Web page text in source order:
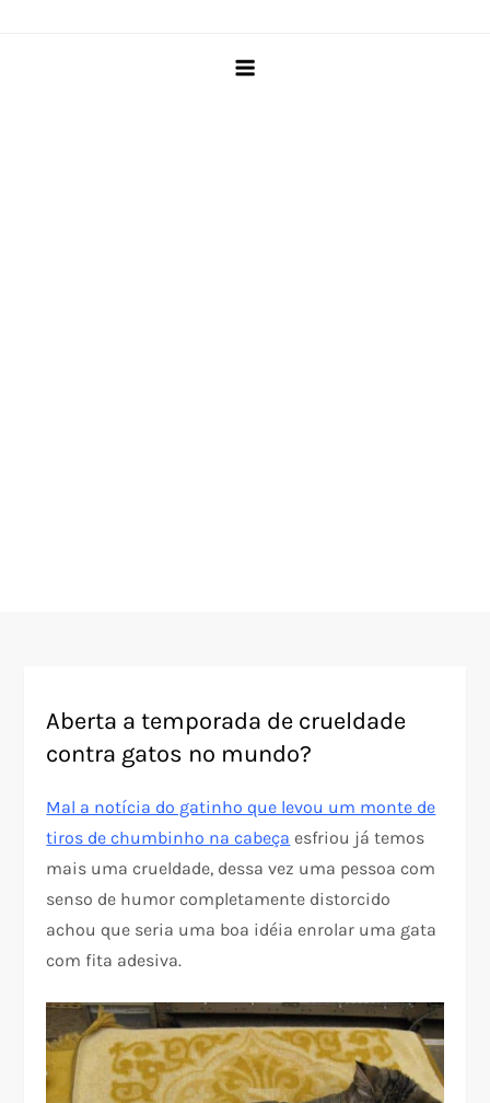
Aberta a temporada de crueldade
contra gatos no mundo?
Mal a notícia do gatinho que levou um monte de
tiros de chumbinho na cabeça esfriou já temos
mais uma crueldade, dessa vez uma pessoa com
senso de humor completamente distorcido
achou que seria uma boa idéia enrolar uma gata
com fita adesiva.